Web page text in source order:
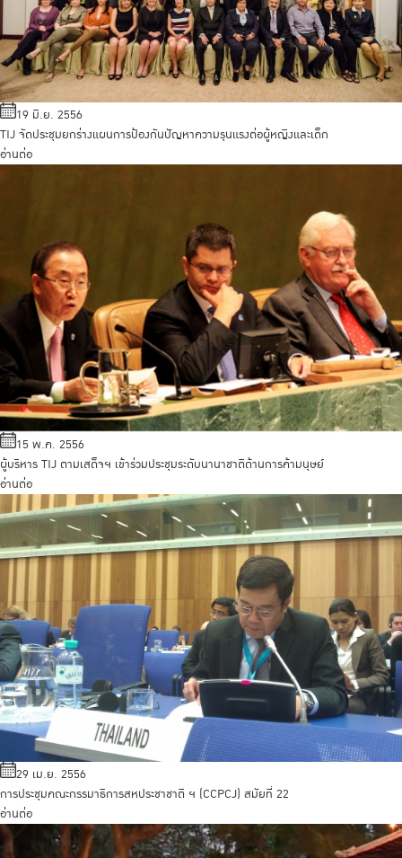
19 มิ.ย. 2556
TIJ จัดประชุมยกร่างแผนการป้องกันปัญหาความรุนแรงต่อผู้หญิงและเด็ก
อ่านต่อ
15 พ.ค. 2556
ผู้บริหาร TIJ ตามเสด็จฯ เข้าร่วมประชุมระดับนานาชาติด้านการค้ามนุษย์
อ่านต่อ
29 เม.ย. 2556
การประชุมคณะกรรมาธิการสหประชาชาติ ฯ (CCPCJ) สมัยที่ 22
อ่านต่อ